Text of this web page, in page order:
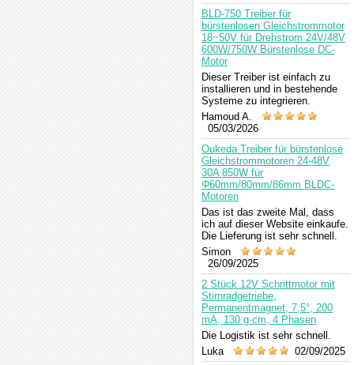
BLD-750 Treiber für
bürstenlosen Gleichstrommotor
18~50V für Drehstrom 24V/48V
600W/750W Bürstenlose DC-
Motor
Dieser Treiber ist einfach zu
installieren und in bestehende
Systeme zu integrieren.
Hamoud A.
05/03/2026
Oukeda Treiber für bürstenlose
Gleichstrommotoren 24-48V
30A 850W für
Φ60mm/80mm/86mm BLDC-
Motoren
Das ist das zweite Mal, dass
ich auf dieser Website einkaufe.
Die Lieferung ist sehr schnell.
Simon
26/09/2025
2 Stück 12V Schrittmotor mit
Stirnradgetriebe,
Permanentmagnet, 7,5°, 200
mA, 130 g·cm, 4 Phasen
Die Logistik ist sehr schnell.
Luka
02/09/2025